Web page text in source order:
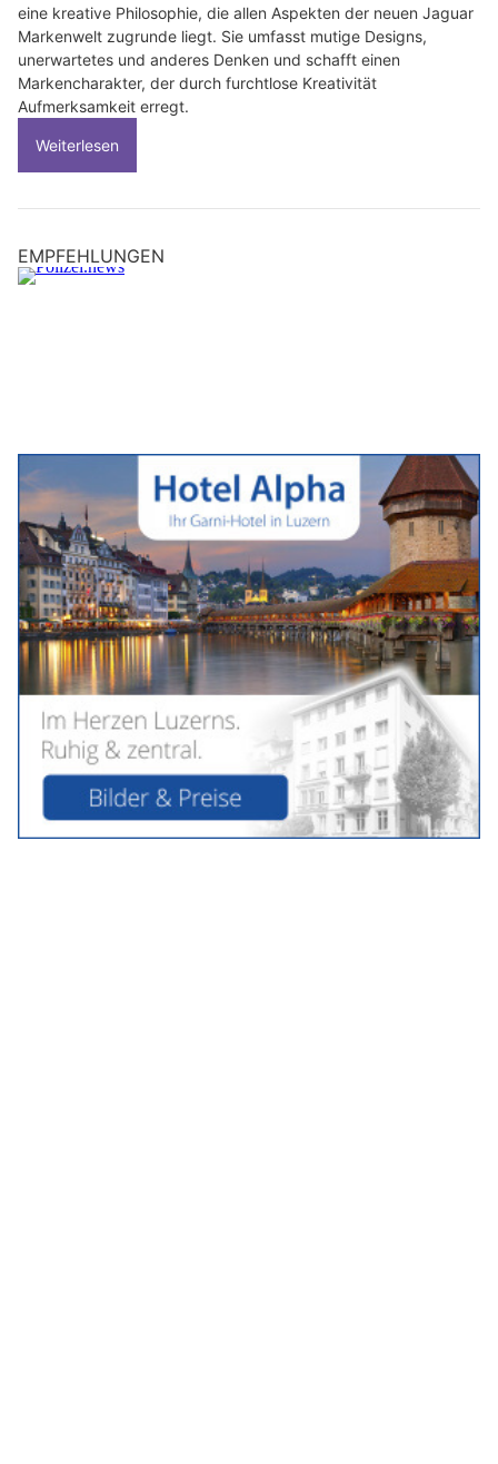
eine kreative Philosophie, die allen Aspekten der neuen Jaguar
Markenwelt zugrunde liegt. Sie umfasst mutige Designs,
unerwartetes und anderes Denken und schafft einen
Markencharakter, der durch furchtlose Kreativität
Aufmerksamkeit erregt.
Weiterlesen
EMPFEHLUNGEN